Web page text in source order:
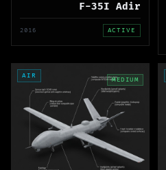
F-35I Adir
ACTIVE
2016
AIR
MEDIUM